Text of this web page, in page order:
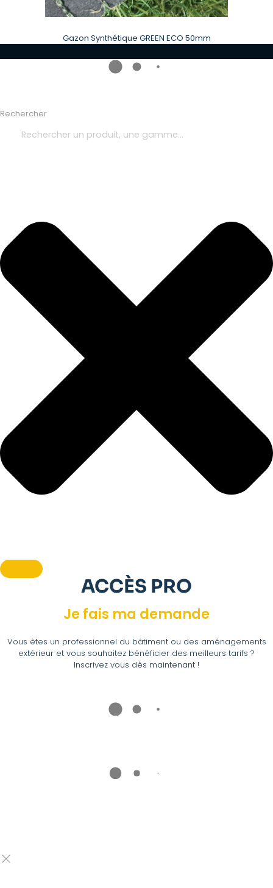
Gazon Synthétique GREEN ECO 50mm
Rechercher
ACCÈS PRO
Je fais ma demande
Vous êtes un professionnel du bâtiment ou des aménagements
extérieur et vous souhaitez bénéficier des meilleurs tarifs ?
Inscrivez vous dès maintenant !